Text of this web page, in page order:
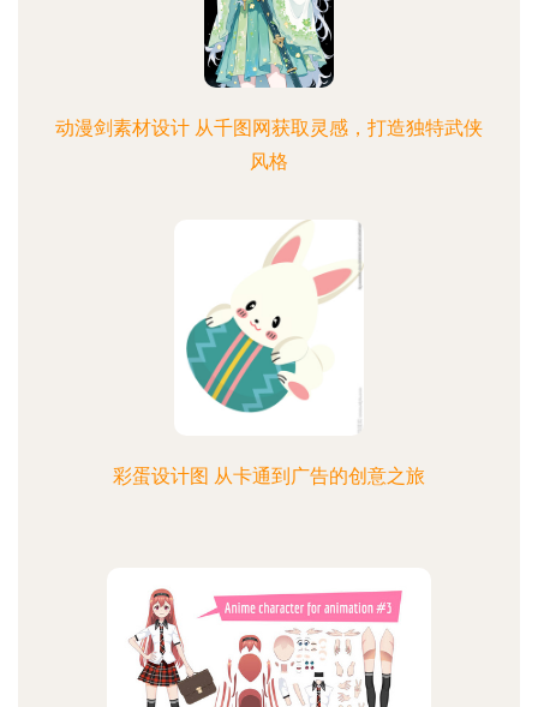
动漫剑素材设计 从千图网获取灵感，打造独特武侠
风格
彩蛋设计图 从卡通到广告的创意之旅